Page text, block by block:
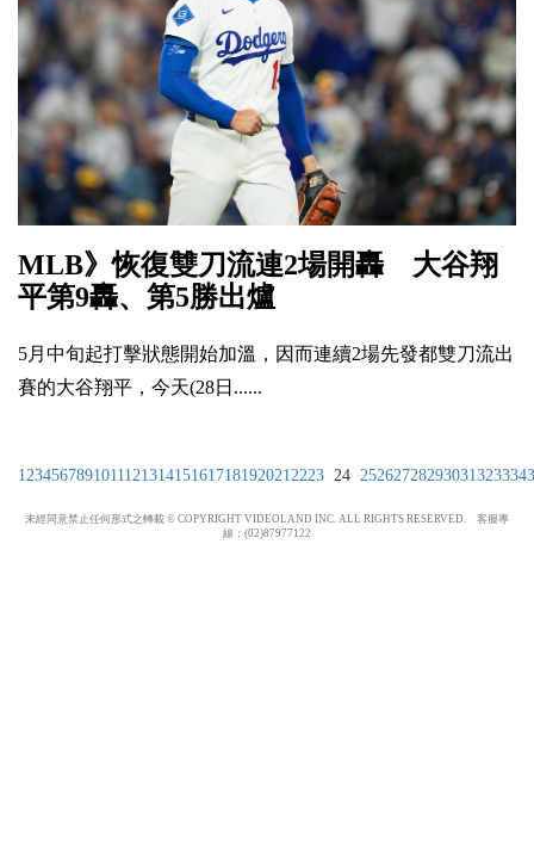
MLB》恢復雙刀流連2場開轟 大谷翔
平第9轟、第5勝出爐
5月中旬起打擊狀態開始加溫，因而連續2場先發都雙刀流出
賽的大谷翔平，今天(28日......
1 234567891011 12131415161718192021 2223 24 25262728293031 323334
未經同意禁止任何形式之轉載 © COPYRIGHT VIDEOLAND INC. ALL RIGHTS RESERVED. 客服專
線：(02)87977122